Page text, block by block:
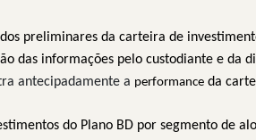
preliminares da carteira de
das informações pelo custodiante e da
antecipadamente a performance da
do Plano BD por segmento de